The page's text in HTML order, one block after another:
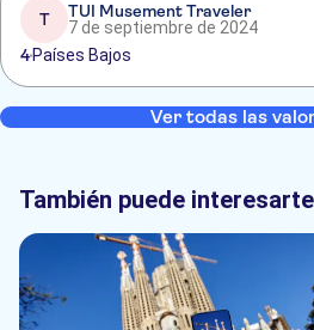
T
TUI Musement Traveler
7 de septiembre de 2024
4 Países Bajos
Ver todas las
También puede interesarte